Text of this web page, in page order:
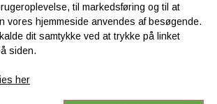
til markedsføring og til at
vores hjemmeside anvendes af besøgende.
dit samtykke ved at trykke på linket
siden.
her